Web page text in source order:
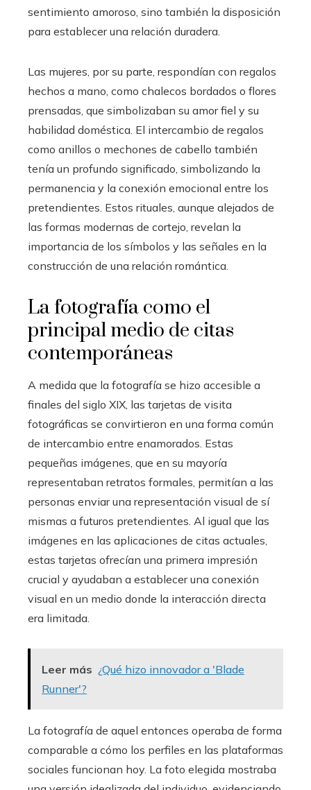
sentimiento amoroso, sino también la disposición
para establecer una relación duradera.
Las mujeres, por su parte, respondían con regalos
hechos a mano, como chalecos bordados o flores
prensadas, que simbolizaban su amor fiel y su
habilidad doméstica. El intercambio de regalos
como anillos o mechones de cabello también
tenía un profundo significado, simbolizando la
permanencia y la conexión emocional entre los
pretendientes. Estos rituales, aunque alejados de
las formas modernas de cortejo, revelan la
importancia de los símbolos y las señales en la
construcción de una relación romántica.
La fotografía como el
principal medio de citas
contemporáneas
A medida que la fotografía se hizo accesible a
finales del siglo XIX, las tarjetas de visita
fotográficas se convirtieron en una forma común
de intercambio entre enamorados. Estas
pequeñas imágenes, que en su mayoría
representaban retratos formales, permitían a las
personas enviar una representación visual de sí
mismas a futuros pretendientes. Al igual que las
imágenes en las aplicaciones de citas actuales,
estas tarjetas ofrecían una primera impresión
crucial y ayudaban a establecer una conexión
visual en un medio donde la interacción directa
era limitada.
Leer más ¿Qué hizo innovador a 'Blade
Runner'?
La fotografía de aquel entonces operaba de forma
comparable a cómo los perfiles en las plataformas
sociales funcionan hoy. La foto elegida mostraba